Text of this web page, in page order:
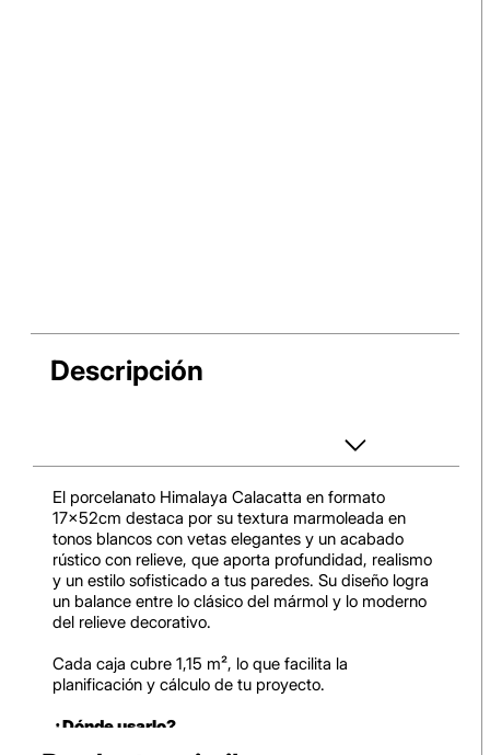
Descripción
El porcelanato Himalaya Calacatta en formato
17x52cm destaca por su textura marmoleada en
tonos blancos con vetas elegantes y un acabado
rústico con relieve, que aporta profundidad, realismo
y un estilo sofisticado a tus paredes. Su diseño logra
un balance entre lo clásico del mármol y lo moderno
del relieve decorativo.
Cada caja cubre 1,15 m², lo que facilita la
planificación y cálculo de tu proyecto.
¿Dónde usarlo?